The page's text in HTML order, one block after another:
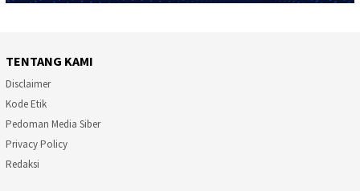
TENTANG KAMI
Disclaimer
Kode Etik
Pedoman Media Siber
Privacy Policy
Redaksi